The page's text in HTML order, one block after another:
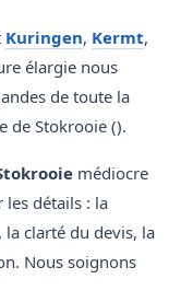
Kuringen, Kermt,
élargie nous
de toute la
de Stokrooie ().
médiocre
les détails : la
clarté du devis, la
Nous soignons